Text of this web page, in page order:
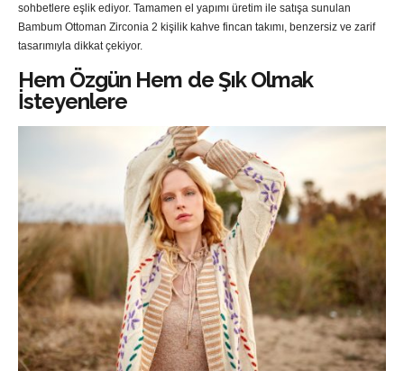
sohbetlere eşlik ediyor. Tamamen el yapımı üretim ile satışa sunulan
Bambum Ottoman Zirconia 2 kişilik kahve fincan takımı, benzersiz ve zarif
tasarımıyla dikkat çekiyor.
Hem Özgün Hem de Şık Olmak
İsteyenlere